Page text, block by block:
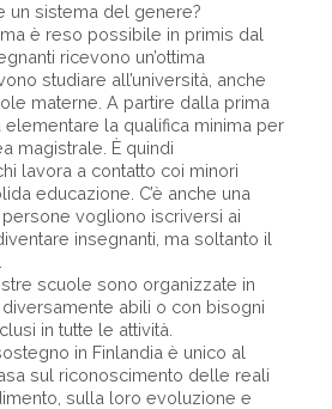
un sistema del genere?
è reso possibile in primis dal
ricevono un’ottima
studiare all’università, anche
materne. A partire dalla prima
la qualifica minima per
magistrale. È quindi
lavora a contatto coi minori
educazione. C’è anche una
vogliono iscriversi ai
insegnanti, ma soltanto il
scuole sono organizzate in
abili o con bisogni
in tutte le attività.
in Finlandia è unico al
sul riconoscimento delle reali
sulla loro evoluzione e